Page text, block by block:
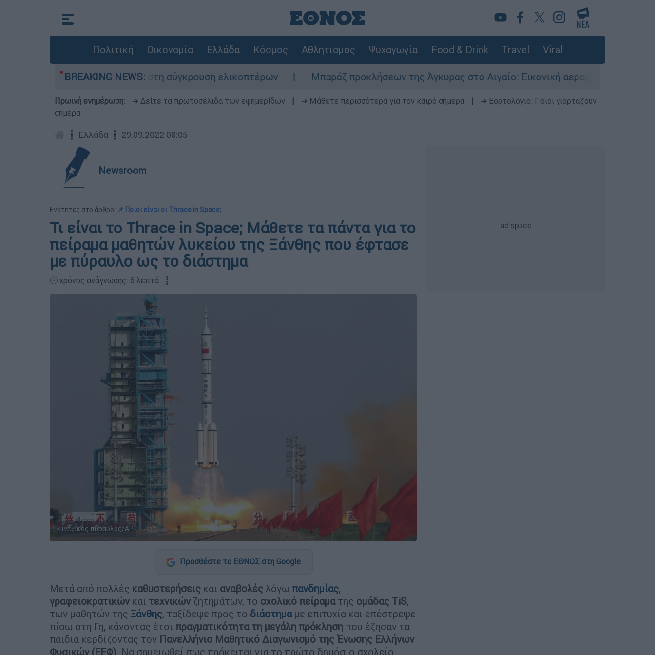
Πολιτική Οικονομία Ελλάδα Κόσμος Αθλητισμός Ψυχαγωγία Food & Drink Travel Viral
BREAKING NEWS:
που έχασε τη ζωή του στη σύγκρουση ελικοπτέρων Μπαράζ προκλήσεων της Άγκυρας στο Αιγαίο: Εικονική αερομαχία ανάμεσα σε
Πρωινή ενημέρωση: ➔ Δείτε τα πρωτοσέλιδα των εφημερίδων ➔ Μάθετε περισσότερα για τον καιρό σήμερα
➔ Εορτολόγιο: Ποιοι γιορτάζουν
σήμερα
┋ Ελλάδα ┋ 29.09.2022 08:05
Newsroom
Ενότητες στο άρθρο: 📌 Ποιοι είναι οι Thrace in Space;
Τι είναι το Thrace in Space; Μάθετε τα πάντα για το
πείραμα μαθητών λυκείου της Ξάνθης που έφτασε
με πύραυλο ως το διάστημα
🕛 χρόνος ανάγνωσης: 6 λεπτά ┋
Κινέζικος πύραυλος/AP
Προσθέστε το ΕΘΝΟΣ στη Google
Μετά από πολλές καθυστερήσεις και αναβολές λόγω πανδημίας,
γραφειοκρατικών και τεχνικών ζητημάτων, το σχολικό πείραματης ομάδας TiS,
των μαθητών της Ξάνθης, ταξίδεψε προς το διάστημαμε επιτυχία και επέστρεψε
πίσω στη Γη, κάνοντας έτσι πραγματικότητα τη μεγάλη πρόκληση που έζησαν τα
παιδιά κερδίζοντας τον Πανελλήνιο Μαθητικό Διαγωνισμό της Ένωσης Ελλήνων
Φυσικών (ΕΕΦ). Να σημειωθεί πως πρόκειται για το πρώτο δημόσιο σχολείο